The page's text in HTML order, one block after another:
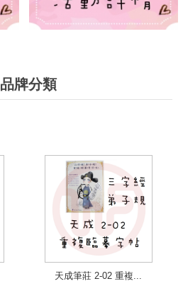
品牌分類
天成筆莊 2-02 重複...